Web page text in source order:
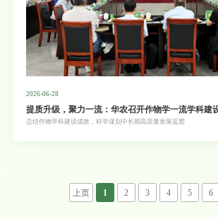
2026-06-28
提质升级，聚力一流：华农召开作物学一流学科建
咨询会
总结作物学科建设成效，科学谋划中长期高质量发展蓝图
上页 1 2 3 4 5 6